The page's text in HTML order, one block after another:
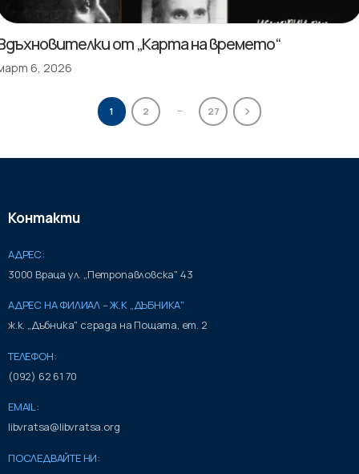
от „Карта на времето“
6, 2026
1 2 … 27
Контакти
АДРЕС:
3000 Враца ул. „Петропавловска" 43
АДРЕС НА ФИЛИАЛ – Ж.К „ДЪБНИКА"
ж.к. „Дъбника" сграда на Пощата, ет. 2
ТЕЛЕФОН:
(092) 62 61 70
EMAIL:
libvratsa@libvratsa.org
ПОСЛЕДВАЙТЕ НИ: